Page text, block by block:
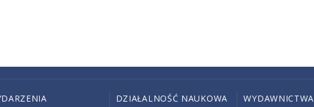
DZIAŁALNOŚĆ NAUKOWA WYDAWNICTWA